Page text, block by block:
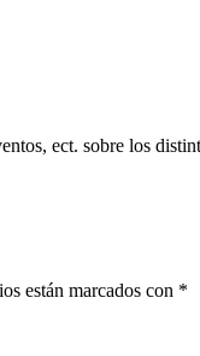
ect. sobre los
están marcados con *